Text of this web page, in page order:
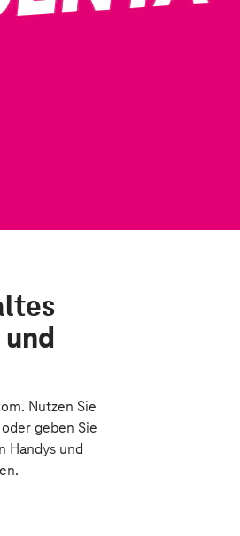
Nutzen Sie
geben Sie
Handys und
.